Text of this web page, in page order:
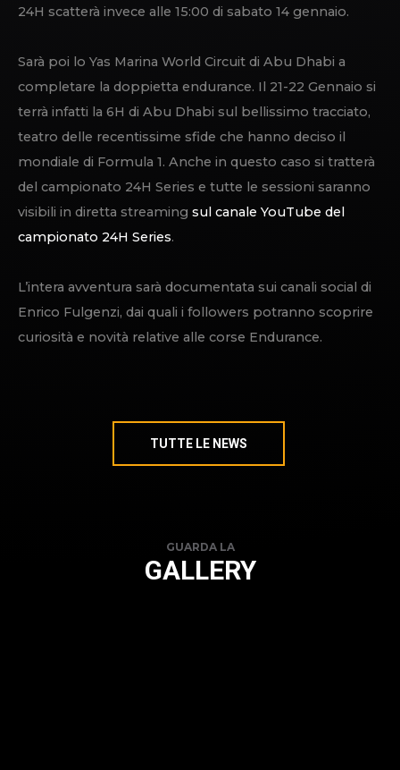
24H scatterà invece alle 15:00 di sabato 14 gennaio.
Sarà poi lo Yas Marina World Circuit di Abu Dhabi a
completare la doppietta endurance. Il 21-22 Gennaio si
terrà infatti la 6H di Abu Dhabi sul bellissimo tracciato,
teatro delle recentissime sfide che hanno deciso il
mondiale di Formula 1. Anche in questo caso si tratterà
del campionato 24H Series e tutte le sessioni saranno
visibili in diretta streaming sul canale YouTube del
campionato 24H Series.
L’intera avventura sarà documentata sui canali social di
Enrico Fulgenzi, dai quali i followers potranno scoprire
curiosità e novità relative alle corse Endurance.
TUTTE LE NEWS
GUARDA LA
GALLERY